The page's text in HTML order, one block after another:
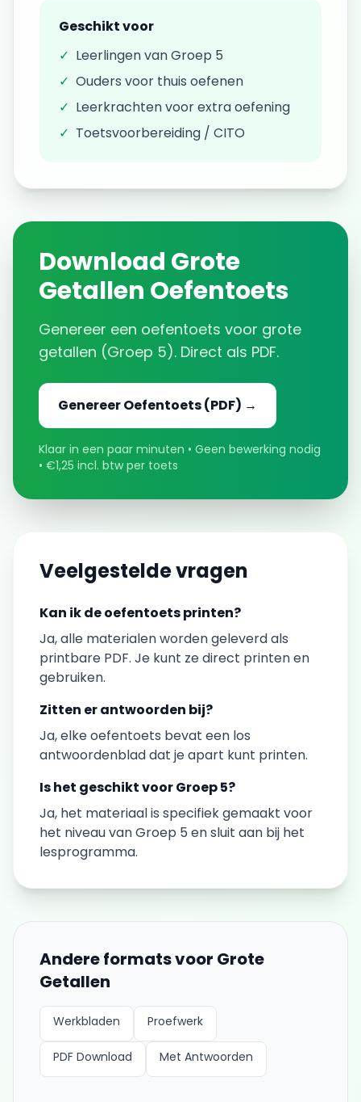
Geschikt voor
✓ Leerlingen vanGroep 5
✓ Ouders voor thuis oefenen
✓ Leerkrachten voor extra oefening
✓ Toetsvoorbereiding / CITO
Download Grote
Getallen Oefentoets
Genereer een oefentoets voor grote
getallen (Groep 5). Direct als PDF.
GenereerOefentoets(PDF) →
Klaar in een paar minuten • Geen bewerking nodig
• €1,25 incl. btw per toets
Veelgestelde vragen
Kan ik deoefentoetsprinten?
Ja, alle materialen worden geleverd als
printbare PDF. Je kunt ze direct printen en
gebruiken.
Zitten er antwoorden bij?
Ja, elkeoefentoets bevat een los
antwoordenblad dat je apart kunt printen.
Is het geschikt voorGroep 5?
Ja, het materiaal is specifiek gemaakt voor
het niveau vanGroep 5 en sluit aan bij het
lesprogramma.
Andere formats voor Grote
Getallen
Werkbladen Proefwerk
PDF Download Met Antwoorden